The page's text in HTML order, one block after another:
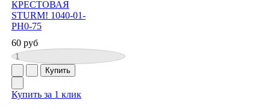
60 руб
Купить за 1 клик